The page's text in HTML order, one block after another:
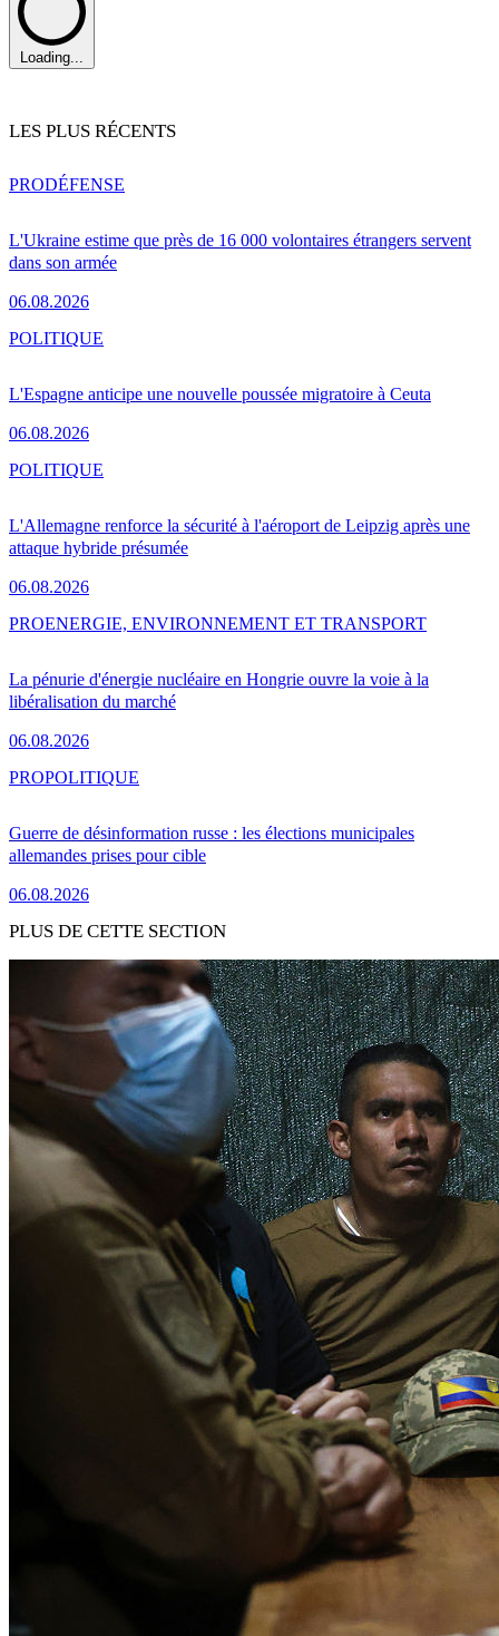
Loading...
LES PLUS RÉCENTS
L'Ukraine estime que près de 16 000 volontaires étrangers servent
dans son armée
06.08.2026
PRODÉFENSE
L'Espagne anticipe une nouvelle poussée migratoire à Ceuta
06.08.2026
POLITIQUE
L'Allemagne renforce la sécurité à l'aéroport de Leipzig après une
attaque hybride présumée
06.08.2026
POLITIQUE
La pénurie d'énergie nucléaire en Hongrie ouvre la voie à la
libéralisation du marché
06.08.2026
PROENERGIE, ENVIRONNEMENT ET TRANSPORT
Guerre de désinformation russe : les élections municipales
allemandes prises pour cible
06.08.2026
PROPOLITIQUE
PLUS DE CETTE SECTION